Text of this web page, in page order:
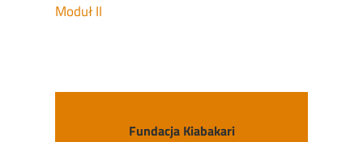
Moduł II
Fundacja Kiabakari